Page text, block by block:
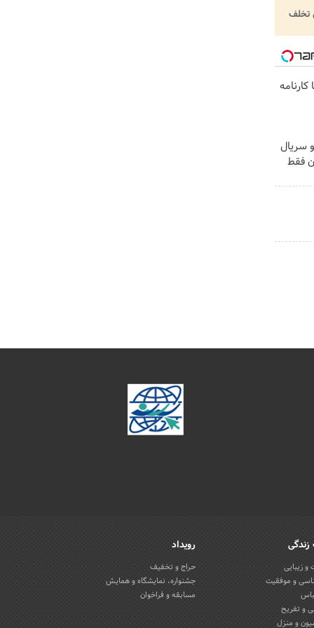
تخلف
سریال
فقط
زیبایی
و موفقیت
و تفریح
و منزل
رویداد
حراج و تخفیف
جشنواره، نمایشگاه و همایش
مسابقه و فراخوان